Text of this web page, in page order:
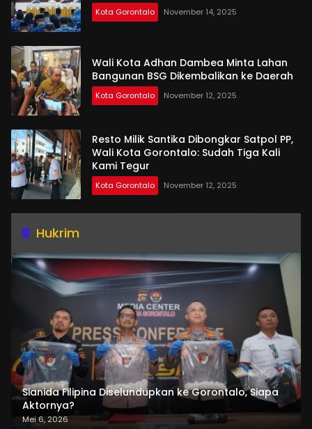
Kota Gorontalo November 14, 2025
Wali Kota Adhan Dambea Minta Lahan
Bangunan BSG Dikembalikan ke Daerah
Kota Gorontalo November 12, 2025
Resto Milik Santika Dibongkar Satpol PP,
Wali Kota Gorontalo: Sudah Tiga Kali
Kami Tegur
Kota Gorontalo November 12, 2025
Hukrim
Sianida Filipina Diselundupkan ke Gorontalo, Siapa
Aktornya?
Mei 6, 2026